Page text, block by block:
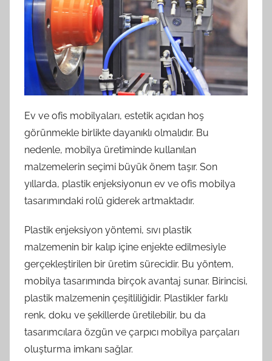
Ev ve ofis mobilyaları, estetik açıdan hoş
görünmekle birlikte dayanıklı olmalıdır. Bu
nedenle, mobilya üretiminde kullanılan
malzemelerin seçimi büyük önem taşır. Son
yıllarda, plastik enjeksiyonun ev ve ofis mobilya
tasarımındaki rolü giderek artmaktadır.
Plastik enjeksiyon yöntemi, sıvı plastik
malzemenin bir kalıp içine enjekte edilmesiyle
gerçekleştirilen bir üretim sürecidir. Bu yöntem,
mobilya tasarımında birçok avantaj sunar. Birincisi,
plastik malzemenin çeşitliliğidir. Plastikler farklı
renk, doku ve şekillerde üretilebilir, bu da
tasarımcılara özgün ve çarpıcı mobilya parçaları
oluşturma imkanı sağlar.